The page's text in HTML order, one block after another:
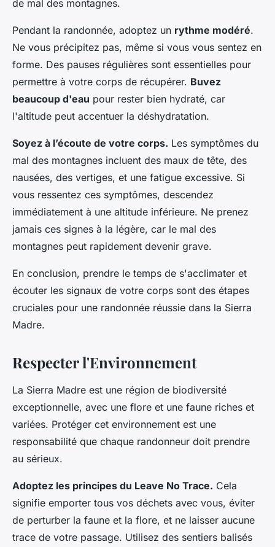
de mal des montagnes.
Pendant la randonnée, adoptez un rythme modéré.
Ne vous précipitez pas, même si vous vous sentez en
forme. Des pauses régulières sont essentielles pour
permettre à votre corps de récupérer. Buvez
beaucoup d'eau pour rester bien hydraté, car
l'altitude peut accentuer la déshydratation.
Soyez à l’écoute de votre corps. Les symptômes du
mal des montagnes incluent des maux de tête, des
nausées, des vertiges, et une fatigue excessive. Si
vous ressentez ces symptômes, descendez
immédiatement à une altitude inférieure. Ne prenez
jamais ces signes à la légère, car le mal des
montagnes peut rapidement devenir grave.
En conclusion, prendre le temps de s'acclimater et
écouter les signaux de votre corps sont des étapes
cruciales pour une randonnée réussie dans la Sierra
Madre.
Respecter l'Environnement
La Sierra Madre est une région de biodiversité
exceptionnelle, avec une flore et une faune riches et
variées. Protéger cet environnement est une
responsabilité que chaque randonneur doit prendre
au sérieux.
Adoptez les principes du Leave No Trace. Cela
signifie emporter tous vos déchets avec vous, éviter
de perturber la faune et la flore, et ne laisser aucune
trace de votre passage. Utilisez des sentiers balisés